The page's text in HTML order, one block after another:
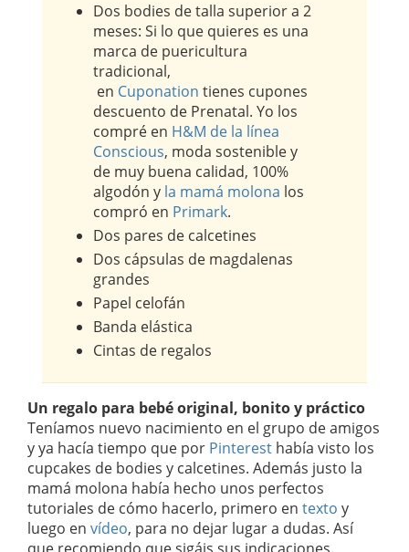
Dos bodies de talla superior a 2
meses: Si lo que quieres es una
marca de puericultura
tradicional,
en Cuponation tienes cupones
descuento de Prenatal. Yo los
compré en H&M de la línea
Conscious, moda sostenible y
de muy buena calidad, 100%
algodón y la mamá molona los
compró en Primark.
Dos pares de calcetines
Dos cápsulas de magdalenas
grandes
Papel celofán
Banda elástica
Cintas de regalos
Un regalo para bebé original, bonito y práctico
Teníamos nuevo nacimiento en el grupo de amigos
y ya hacía tiempo que por Pinterest había visto los
cupcakes de bodies y calcetines. Además justo la
mamá molona había hecho unos perfectos
tutoriales de cómo hacerlo, primero en texto y
luego en vídeo, para no dejar lugar a dudas. Así